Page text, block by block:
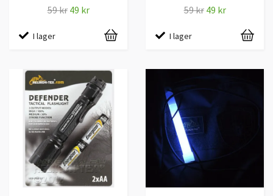
59 kr 49 kr
I lager
59 kr 49 kr
I lager